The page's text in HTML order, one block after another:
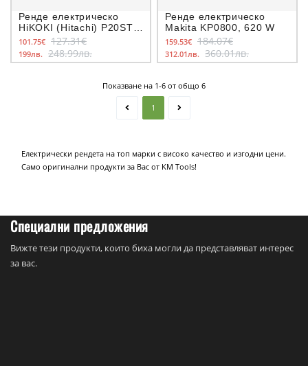
Ренде електрическо
HiKOKI (Hitachi) P20ST,
580 W
101.75€ 127.31€
199лв. 248.99лв.
Ренде електрическо
Makita KP0800, 620 W
159.53€ 184.07€
312.01лв. 360.01лв.
Показване на 1-6 от общо 6
1
Електрически рендета на топ марки с високо качество и изгодни цени.
Само оригинални продукти за Вас от KM Tools!
Специални предложения
Вижте тези продукти, които биха могли да представляват интерес
за вас.